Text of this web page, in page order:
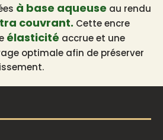
à base aqueuse au rendu
couvrant. Cette encre
élasticité accrue et une
optimale afin de préserver